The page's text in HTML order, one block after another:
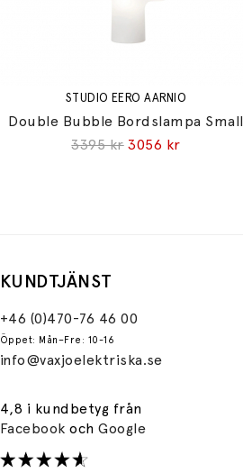
STUDIO EERO AARNIO
Double Bubble Bordslampa Small
3395 kr 3056 kr
KUNDTJÄNST
+46 (0)470-76 46 00
Öppet: Mån–Fre: 10-16
info@vaxjoelektriska.se
4,8 i kundbetyg från
FacebookochGoogle